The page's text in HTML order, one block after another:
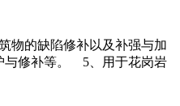
物的缺陷修补以及补强与加
与修补等。 5、用于花岗岩